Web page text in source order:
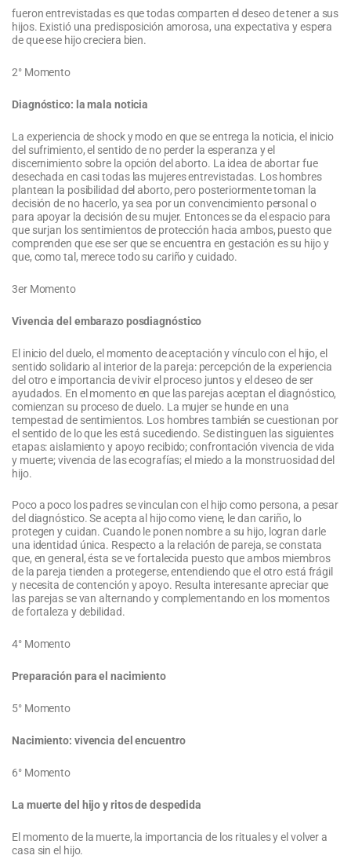
fueron entrevistadas es que todas comparten el deseo de tener a sus
hijos. Existió una predisposición amorosa, una expectativa y espera
de que ese hijo creciera bien.
2° Momento
Diagnóstico: la mala noticia
La experiencia de shock y modo en que se entrega la noticia, el inicio
del sufrimiento, el sentido de no perder la esperanza y el
discernimiento sobre la opción del aborto. La idea de abortar fue
desechada en casi todas las mujeres entrevistadas. Los hombres
plantean la posibilidad del aborto, pero posteriormente toman la
decisión de no hacerlo, ya sea por un convencimiento personal o
para apoyar la decisión de su mujer. Entonces se da el espacio para
que surjan los sentimientos de protección hacia ambos, puesto que
comprenden que ese ser que se encuentra en gestación es su hijo y
que, como tal, merece todo su cariño y cuidado.
3er Momento
Vivencia del embarazo posdiagnóstico
El inicio del duelo, el momento de aceptación y vínculo con el hijo, el
sentido solidario al interior de la pareja: percepción de la experiencia
del otro e importancia de vivir el proceso juntos y el deseo de ser
ayudados. En el momento en que las parejas aceptan el diagnóstico,
comienzan su proceso de duelo. La mujer se hunde en una
tempestad de sentimientos. Los hombres también se cuestionan por
el sentido de lo que les está sucediendo. Se distinguen las siguientes
etapas: aislamiento y apoyo recibido; confrontación vivencia de vida
y muerte; vivencia de las ecografías; el miedo a la monstruosidad del
hijo.
Poco a poco los padres se vinculan con el hijo como persona, a pesar
del diagnóstico. Se acepta al hijo como viene, le dan cariño, lo
protegen y cuidan. Cuando le ponen nombre a su hijo, logran darle
una identidad única. Respecto a la relación de pareja, se constata
que, en general, ésta se ve fortalecida puesto que ambos miembros
de la pareja tienden a protegerse, entendiendo que el otro está frágil
y necesita de contención y apoyo. Resulta interesante apreciar que
las parejas se van alternando y complementando en los momentos
de fortaleza y debilidad.
4° Momento
Preparación para el nacimiento
5° Momento
Nacimiento: vivencia del encuentro
6° Momento
La muerte del hijo y ritos de despedida
El momento de la muerte, la importancia de los rituales y el volver a
casa sin el hijo.